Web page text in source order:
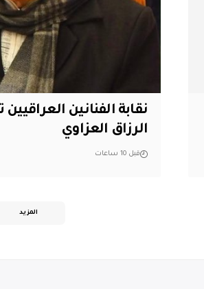
نقابة الفنانين
الرزاق العزاوي
قبل 10 ساعات
المزيد